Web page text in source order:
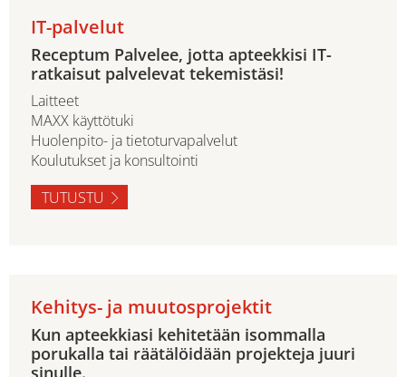
IT-palvelut
Receptum Palvelee, jotta apteekkisi IT-
ratkaisut palvelevat tekemistäsi!
Laitteet
MAXX käyttötuki
Huolenpito- ja tietoturvapalvelut
Koulutukset ja konsultointi
TUTUSTU
Kehitys- ja muutosprojektit
Kun apteekkiasi kehitetään isommalla
porukalla tai räätälöidään projekteja juuri
sinulle.